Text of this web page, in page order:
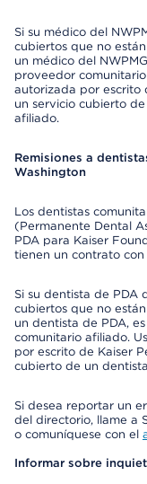
Si su médico del
cubiertos que no
un médico del
proveedor
autorizada por escrito
un servicio cubierto
afiliado.
Remisiones a
Washington
Los dentistas
(Permanente Dental
PDA para Kaiser
tienen un contrato con
Si su dentista de PDA
cubiertos que no
un dentista de PDA,
comunitario afiliado.
por escrito de Kaiser
cubierto de un
Si desea reportar un
del directorio, llame a
o comuníquese con el
Informar sobre